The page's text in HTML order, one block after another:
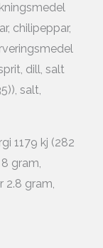
chilipeppar,
dill, salt
salt,
1179 kj (282
gram,
2.8 gram,